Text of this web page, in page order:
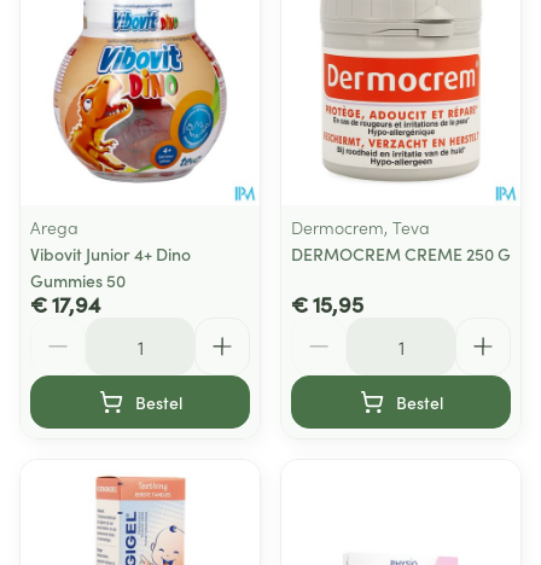
Arega
Vibovit Junior 4+ Dino
Gummies 50
€ 17,94
Bestel
Dermocrem, Teva
DERMOCREM CREME 250 G
€ 15,95
Bestel